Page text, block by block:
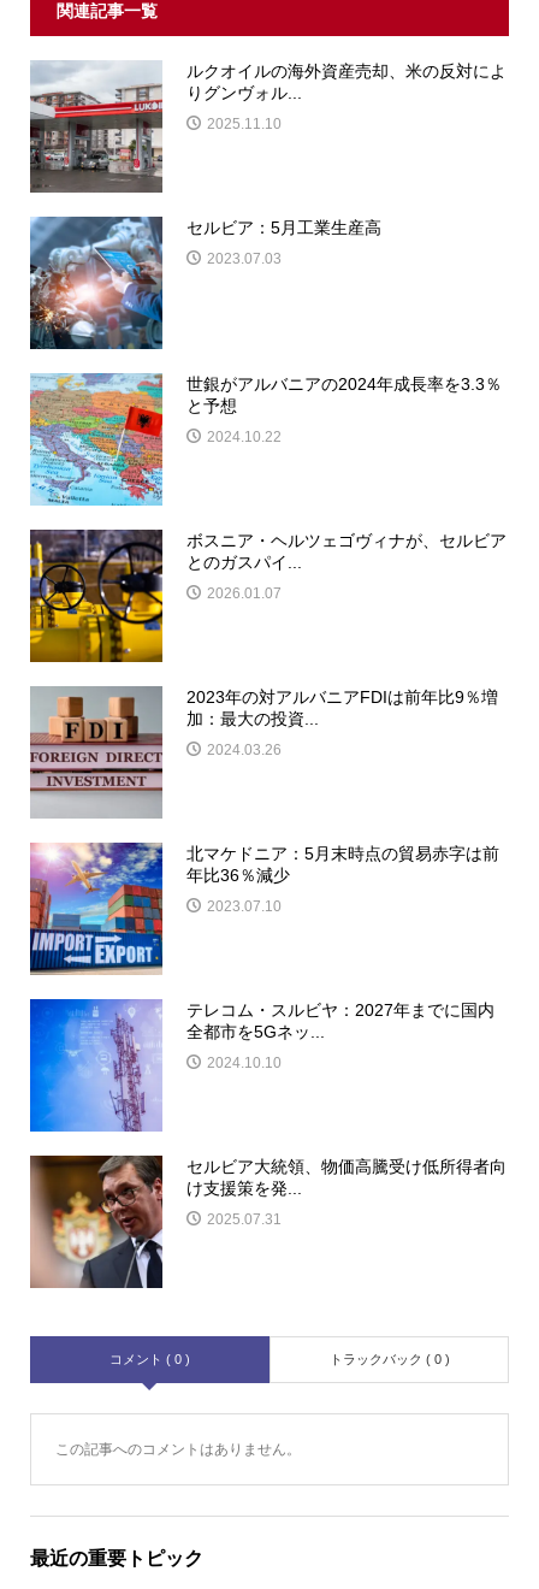
関連記事一覧
ルクオイルの海外資産売却、米の反対によ
りグンヴォル...
2025.11.10
セルビア：5月工業生産高
2023.07.03
世銀がアルバニアの2024年成長率を3.3％
と予想
2024.10.22
ボスニア・ヘルツェゴヴィナが、セルビア
とのガスパイ...
2026.01.07
2023年の対アルバニアFDIは前年比9％増
加：最大の投資...
2024.03.26
北マケドニア：5月末時点の貿易赤字は前
年比36％減少
2023.07.10
テレコム・スルビヤ：2027年までに国内
全都市を5Gネッ...
2024.10.10
セルビア大統領、物価高騰受け低所得者向
け支援策を発...
2025.07.31
コメント ( 0 ) トラックバック ( 0 )
この記事へのコメントはありません。
最近の重要トピック